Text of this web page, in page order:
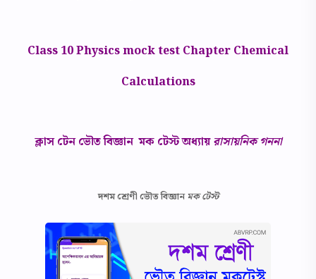
Class 10 Physics mock test Chapter Chemical
Calculations
ক্লাস টেন ভৌত বিজ্ঞান মক টেস্ট অধ্যায়রাসায়নিক গননা
দশম শ্রেণী ভৌত বিজ্ঞানমক টেস্ট